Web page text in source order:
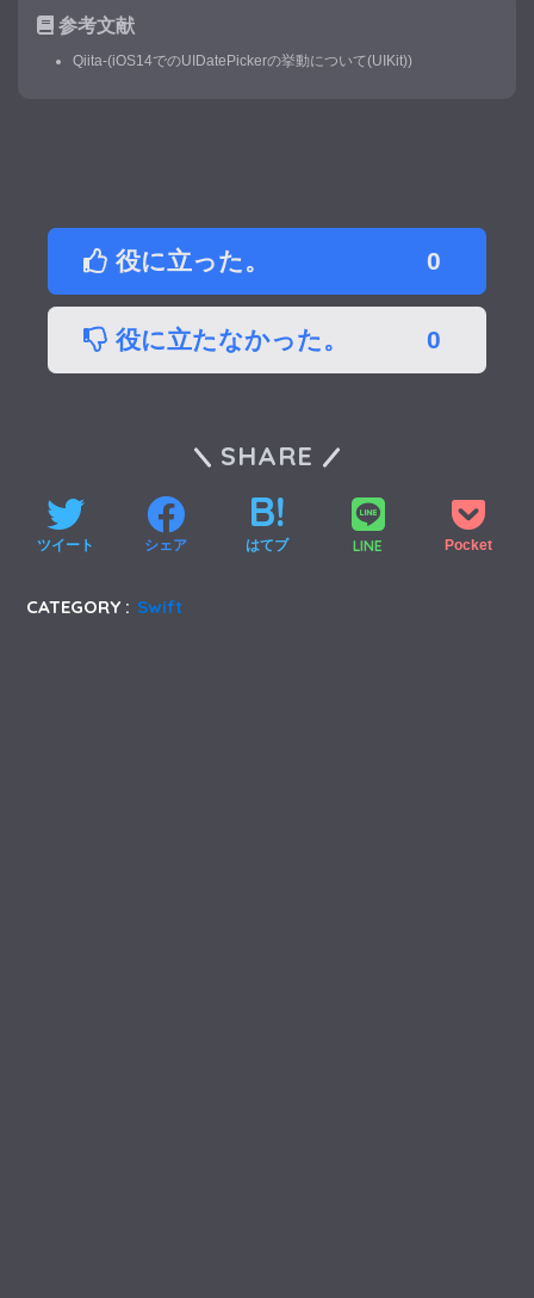
参考文献
Qiita-(iOS14でのUIDatePickerの挙動について(UIKit))
役に立った。 0
役に立たなかった。 0
SHARE
ツイート シェア はてブ LINE Pocket
CATEGORY : Swift